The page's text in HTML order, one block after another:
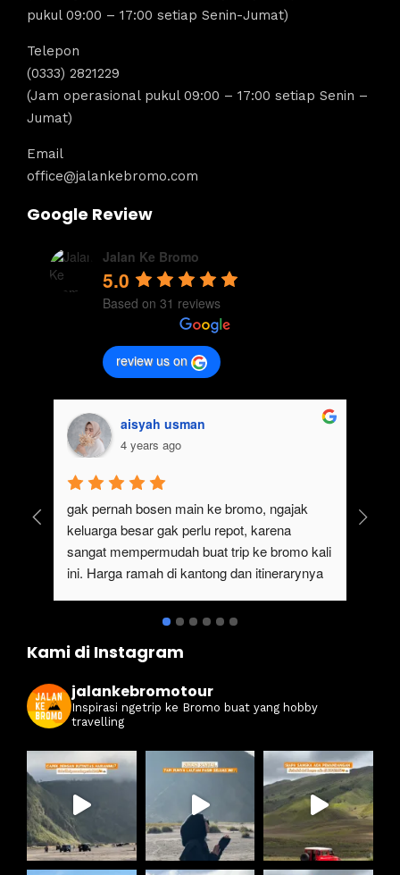
pukul 09:00 – 17:00 setiap Senin-Jumat)
Telepon
(0333) 2821229
(Jam operasional pukul 09:00 – 17:00 setiap Senin –
Jumat)
Email
office@jalankebromo.com
Google Review
Jalan Ke Bromo
5.0
Based on 31 reviews
review us on
aisyah usman
4 years ago
gak pernah bosen main ke bromo, ngajak
keluarga besar gak perlu repot, karena
sangat mempermudah buat trip ke bromo kali
ini. Harga ramah di kantong dan itinerarynya
Kami di Instagram
jalankebromotour
Inspirasi ngetrip ke Bromo buat yang hobby
travelling